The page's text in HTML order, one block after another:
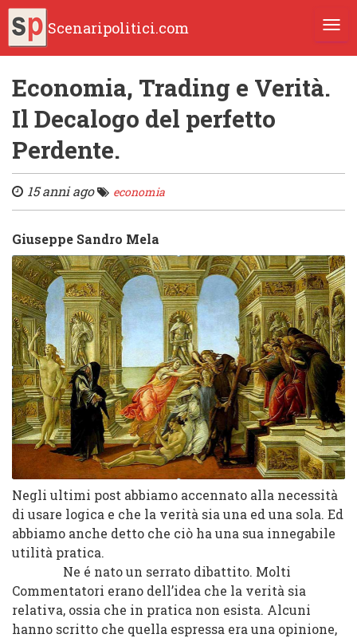
Scenaripolitici.com
Economia, Trading e Verità.
Il Decalogo del perfetto
Perdente.
15 anni ago economia
Giuseppe Sandro Mela
Negli ultimi post abbiamo accennato alla necessità
di usare logica e che la verità sia una ed una sola. Ed
abbiamo anche detto che ciò ha una sua innegabile
utilità pratica.
Ne é nato un serrato dibattito. Molti
Commentatori erano dell’idea che la verità sia
relativa, ossia che in pratica non esista. Alcuni
hanno scritto che quella espressa era una opinione,